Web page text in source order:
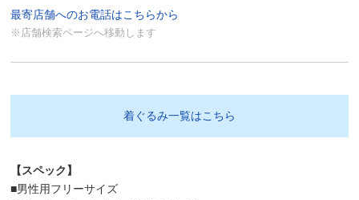
最寄店舗へのお電話はこちらから
※店舗検索ページへ移動します
着ぐるみ一覧はこちら
【スペック】
■男性用フリーサイズ